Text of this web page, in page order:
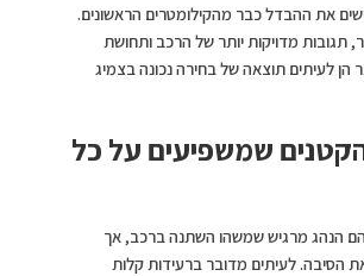
את ההבדל כבר מהקילומטרים הראשונים.
תגובות מדויקות יותר של הרכב ותחושת
הן לעיתים תוצאה של בחירה נכונה בצמיג
שמשפיעים על כל
הנהג מרגיש שמשהו השתנה ברכב, אך
הסיבה. לעיתים מדובר ברעידות קלות